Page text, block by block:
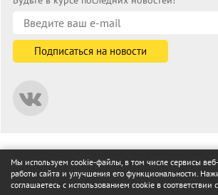
© informat.ru — Интернет-магазин
2026
Все права защищены
Мы используем cookie-файлы, в том числе сервисы
работы сайта и улучшения его функциональности.
соглашаетесь с использованием cookie в соответствии с